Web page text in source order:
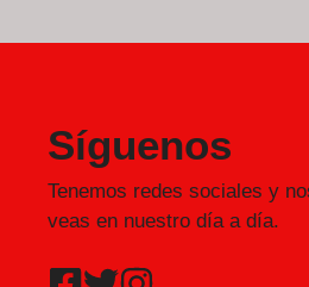
Síguenos
Tenemos redes sociales y
veas en nuestro día a día.